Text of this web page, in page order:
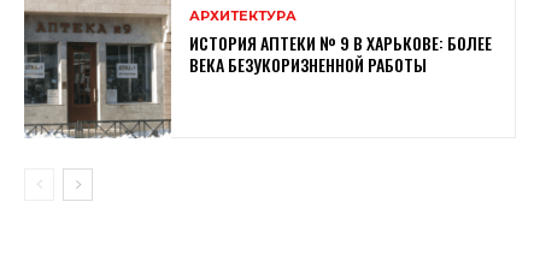
АРХИТЕКТУРА
ИСТОРИЯ АПТЕКИ № 9 В ХАРЬКОВЕ: БОЛЕЕ
ВЕКА БЕЗУКОРИЗНЕННОЙ РАБОТЫ